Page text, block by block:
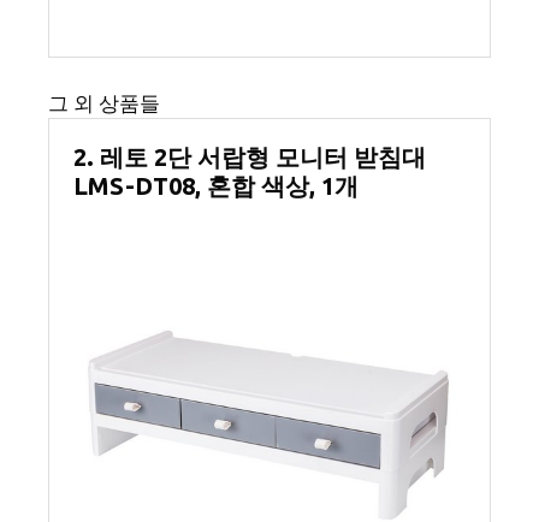
그 외 상품들
2. 레토 2단 서랍형 모니터 받침대
LMS-DT08, 혼합 색상, 1개